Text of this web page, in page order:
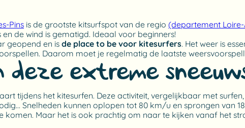
Pins is de grootste kitsurfspot van de regio (departement
de wind is gematigd. Ideaal voor beginners!
geopend en is de place to be voor kitesurfers. Het weer is
Daarom moet je regelmatig de laatste
extreme
tijdens het kitesurfen. Deze activiteit, vergelijkbaar met
Snelheden kunnen oplopen tot 80 km/u en sprongen van
Maar het is ook prachtig om naar te kijken vanaf het